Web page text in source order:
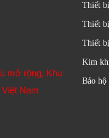
mở rộng, Khu
Nam
Thiết
Thiết
Thiết
Kim
Bảo hộ